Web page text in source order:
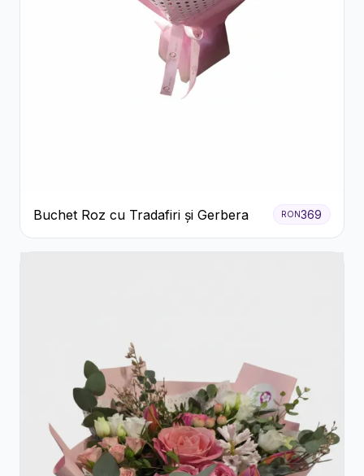
Buchet Roz cu Tradafiri și Gerbera RON369